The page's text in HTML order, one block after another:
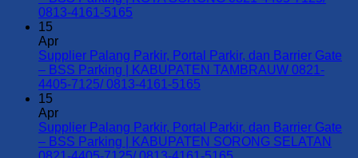
0813-4161-5165
Supplier
Palang
Parkir,
dan
Barrier
Gate
15
Apr
Supplier Palang Parkir, Portal Parkir, dan Barrier Gate
– BSS Parking | KABUPATEN TAMBRAUW 0821-
4405-7125/ 0813-4161-5165
Supplier
Palang
Parkir,
15
Apr
Supplier Palang Parkir, Portal Parkir, dan Barrier Gate
– BSS Parking | KABUPATEN SORONG SELATAN